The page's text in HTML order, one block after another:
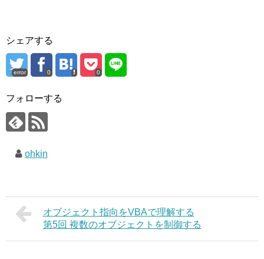
シェアする
error 0 0
フォローする
ohkin
オブジェクト指向をVBAで理解する
第5回 複数のオブジェクトを制御する